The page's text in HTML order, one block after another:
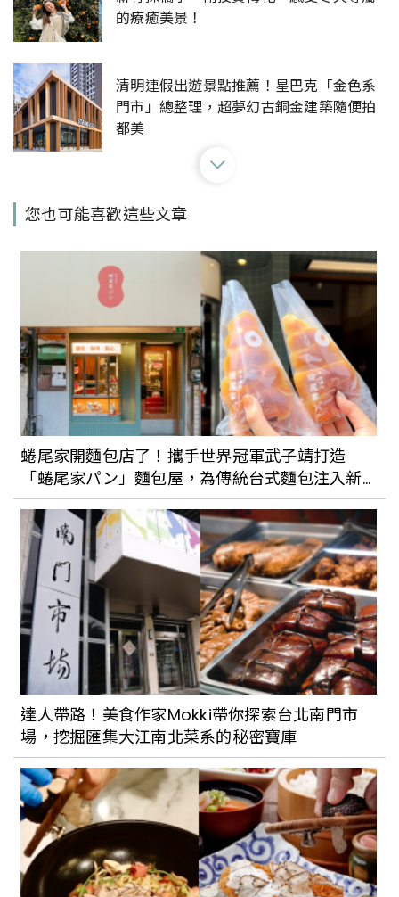
的療癒美景！
清明連假出遊景點推薦！星巴克「金色系
門市」總整理，超夢幻古銅金建築隨便拍
都美
栗尚順購物中心」，攜手插畫家「一事吳
來場綠色森林浴吧！苗栗南庄一日遊景點
推薦：悠閒漫步南庄老街、賞山林美景
美照拍不完的初夏苗栗一日遊行程！大湖
唯美金黃花毯，台版大峽谷「火炎山」、
歐風古堡「天空之城」
原來台灣也有產石油？循著「2023浪漫台
三線藝術季」展覽，到苗栗出礦坑感受礦
業歷史現場
2023露營地推薦！精選新竹、苗栗、宜蘭
等全台5大豪華露營區，把落羽松、山海美
景收眼底
苗栗三義一日遊行程！到火炎山健行、體
驗舊山線鐵道自行車，再品道地客家料理
「穎川美食館」
您也可能喜歡這些文章
蜷尾家開麵包店了！攜手世界冠軍武子靖打造
「蜷尾家パン」麵包屋，為傳統台式麵包注入新
靈魂
達人帶路！美食作家Mokki帶你探索台北南門市
場，挖掘匯集大江南北菜系的秘密寶庫